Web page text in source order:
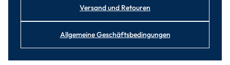
Versand und Retouren
Allgemeine Geschäftsbedingungen